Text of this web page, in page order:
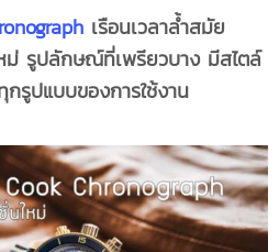
เรือนเวลาล้ำสมัย
ม่ รูปลักษณ์ที่เพรียวบาง มีสไตล์
รูปแบบของการใช้งาน